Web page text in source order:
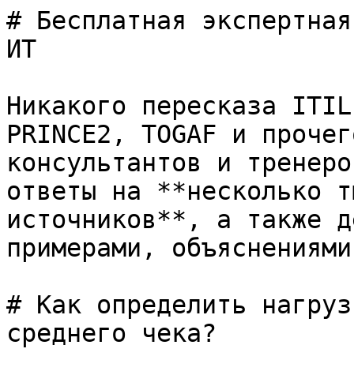
# Бесплатная
ИТ
Никакого пересказа
PRINCE2, TOGAF и
консультантов и
ответы на **несколько
источников**, а также
примерами,
# Как определить
среднего чека?